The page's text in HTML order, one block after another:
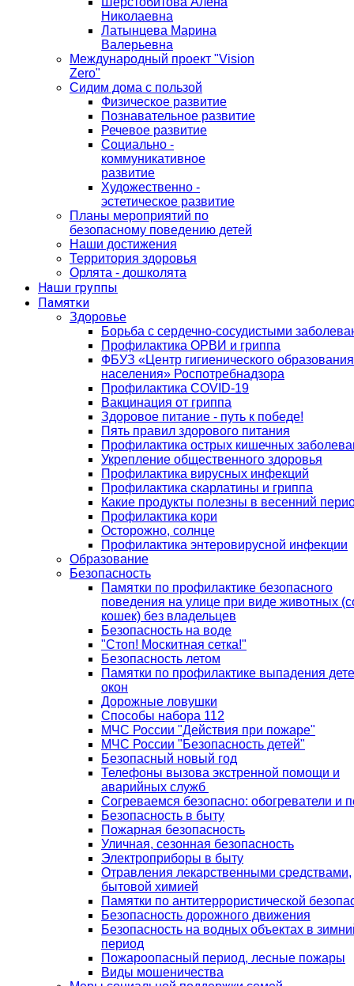
Николаевна
Латынцева Марина
Валерьевна
Международный проект "Vision
Zero"
Сидим дома с пользой
Физическое развитие
Познавательное развитие
Речевое развитие
Социально -
коммуникативное
развитие
Художественно -
эстетическое развитие
Планы мероприятий по
безопасному поведению детей
Наши достижения
Территория здоровья
Орлята - дошколята
Наши группы
Памятки
Здоровье
Борьба с сердечно-сосудистыми
Профилактика ОРВИ и гриппа
ФБУЗ «Центр гигиенического образования
населения» Роспотребнадзора
Профилактика COVID-19
Вакцинация от гриппа
Здоровое питание - путь к победе!
Пять правил здорового питания
Профилактика острых кишечных
Укрепление общественного здоровья
Профилактика вирусных инфекций
Профилактика скарлатины и гриппа
Какие продукты полезны в весенний
Профилактика кори
Осторожно, солнце
Профилактика энтеровирусной инфекции
Образование
Безопасность
Памятки по профилактике безопасного
поведения на улице при виде животных
кошек) без владельцев
Безопасность на воде
"Стоп! Москитная сетка!"
Безопасность летом
Памятки по профилактике выпадения
окон
Дорожные ловушки
Способы набора 112
МЧС России "Действия при пожаре"
МЧС России "Безопасность детей"
Безопасный новый год
Телефоны вызова экстренной помощи и
аварийных служб
Согреваемся безопасно: обогреватели и
Безопасность в быту
Пожарная безопасность
Уличная, сезонная безопасность
Электроприборы в быту
Отравления лекарственными средствами,
бытовой химией
Памятки по антитеррористической
Безопасность дорожного движения
Безопасность на водных объектах в
период
Пожароопасный период, лесные пожары
Виды мошеничества